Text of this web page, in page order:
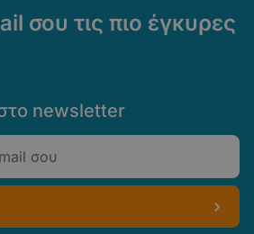
σου τις πιο έγκυρες
newsletter